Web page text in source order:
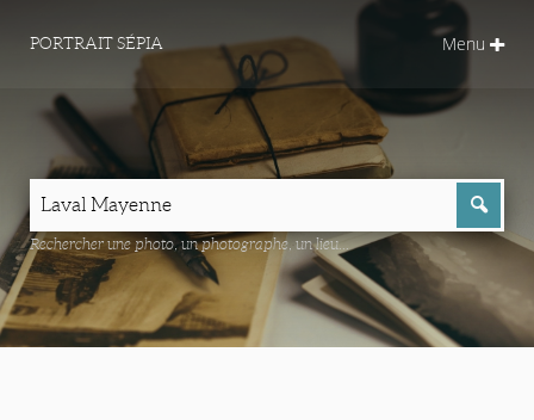
PORTRAIT SÉPIA Menu
Rechercher une photo, un photographe, un lieu...